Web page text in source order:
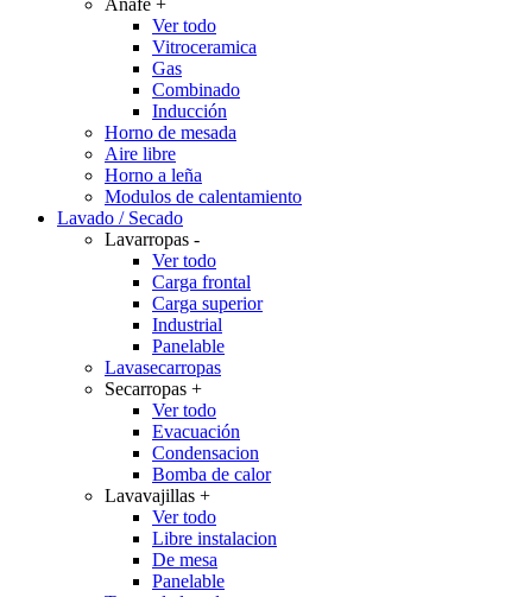
Anafe +
Ver todo
Vitroceramica
Gas
Combinado
Inducción
Horno de mesada
Aire libre
Horno a leña
Modulos de calentamiento
Lavado / Secado
Lavarropas -
Ver todo
Carga frontal
Carga superior
Industrial
Panelable
Lavasecarropas
Secarropas +
Ver todo
Evacuación
Condensacion
Bomba de calor
Lavavajillas +
Ver todo
Libre instalacion
De mesa
Panelable